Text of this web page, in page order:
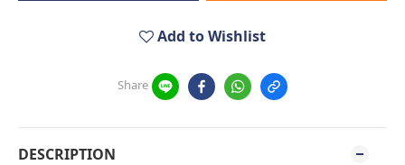
Add to Wishlist
Share
DESCRIPTION